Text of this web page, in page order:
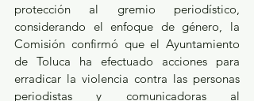
protección al gremio periodístico,
considerando el enfoque de género, la
Comisión confirmó que el Ayuntamiento
de Toluca ha efectuado acciones para
erradicar la violencia contra las personas
periodistas y comunicadoras al